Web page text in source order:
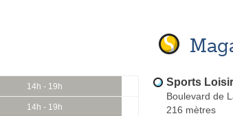
14h - 19h
14h - 19h
Sports
Boulevard de
216 mètres